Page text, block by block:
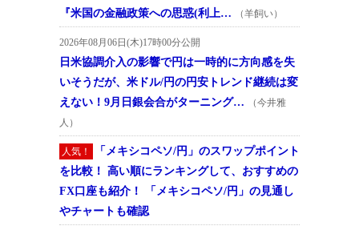
『米国の金融政策への思惑(利上…
（羊飼い）
2026年08月06日(木)17時00分公開
日米協調介入の影響で円は一時的に方向感を失
いそうだが、米ドル/円の円安トレンド継続は変
えない！9月日銀会合がターニング…
（今井雅
人）
人気！
「メキシコペソ/円」のスワップポイント
を比較！ 高い順にランキングして、おすすめの
FX口座も紹介！ 「メキシコペソ/円」の見通し
やチャートも確認